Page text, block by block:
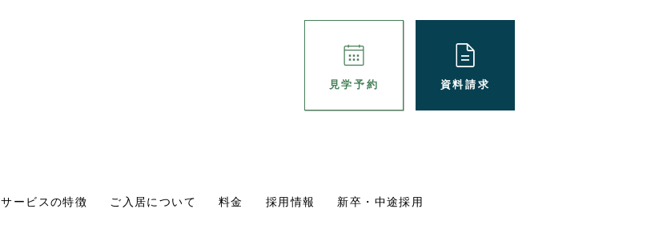
見学予約 資料請求
サービスの特徴 ご入居について 料金 採用情報 新卒・中途採用